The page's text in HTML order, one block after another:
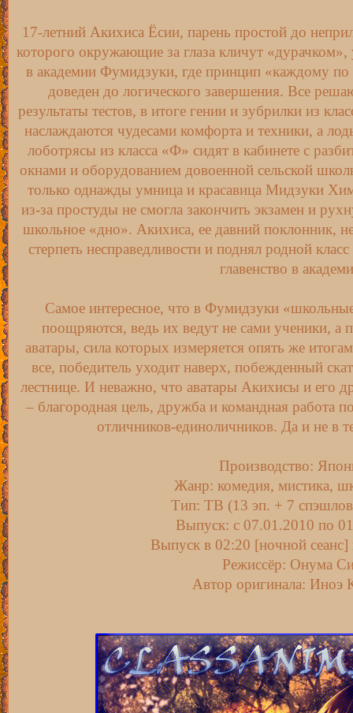
17-летний Акихиса Ёсии, парень простой до
которого окружающие за глаза кличут «дурачком»,
в академии Фумидзуки, где принцип «каждому
доведен до логического завершения. Все
результаты тестов, в итоге гении и зубрилки из
наслаждаются чудесами комфорта и техники, а
лоботрясы из класса «Ф» сидят в кабинете с
окнами и оборудованием довоенной сельской
только однажды умница и красавица Мидзуки
из-за простуды не смогла закончить экзамен и
школьное «дно». Акихиса, ее давний поклонник,
стерпеть несправедливости и поднял родной
главенство в
Самое интересное, что в Фумидзуки
поощряются, ведь их ведут не сами ученики,
аватары, сила которых измеряется опять же
все, победитель уходит наверх, побежденный
лестнице. И неважно, что аватары Акихисы и его
– благородная цель, дружба и командная работа
отличников-единоличников. Да и не в
Производство:
Жанр: комедия, мистика,
Тип: ТВ (13 эп. + 7
Выпуск: c 07.01.2010 по
Выпуск в 02:20 [ночной
Режиссёр: Онума
Автор оригинала: Иноэ